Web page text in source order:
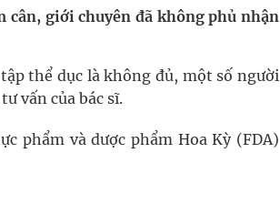
cân, giới chuyên đã không phủ nhận
thể dục là không đủ, một số người
vấn của bác sĩ.
phẩm và dược phẩm Hoa Kỳ (FDA)